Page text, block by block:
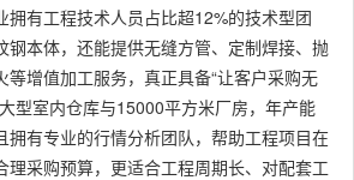
拥有工程技术人员占比超12%的技术型团
钢本体，还能提供无缝方管、定制焊接、抛
等增值加工服务，真正具备“让客户采购无
型室内仓库与15000平方米厂房，年产能
拥有专业的行情分析团队，帮助工程项目在
理采购预算，更适合工程周期长、对配套工